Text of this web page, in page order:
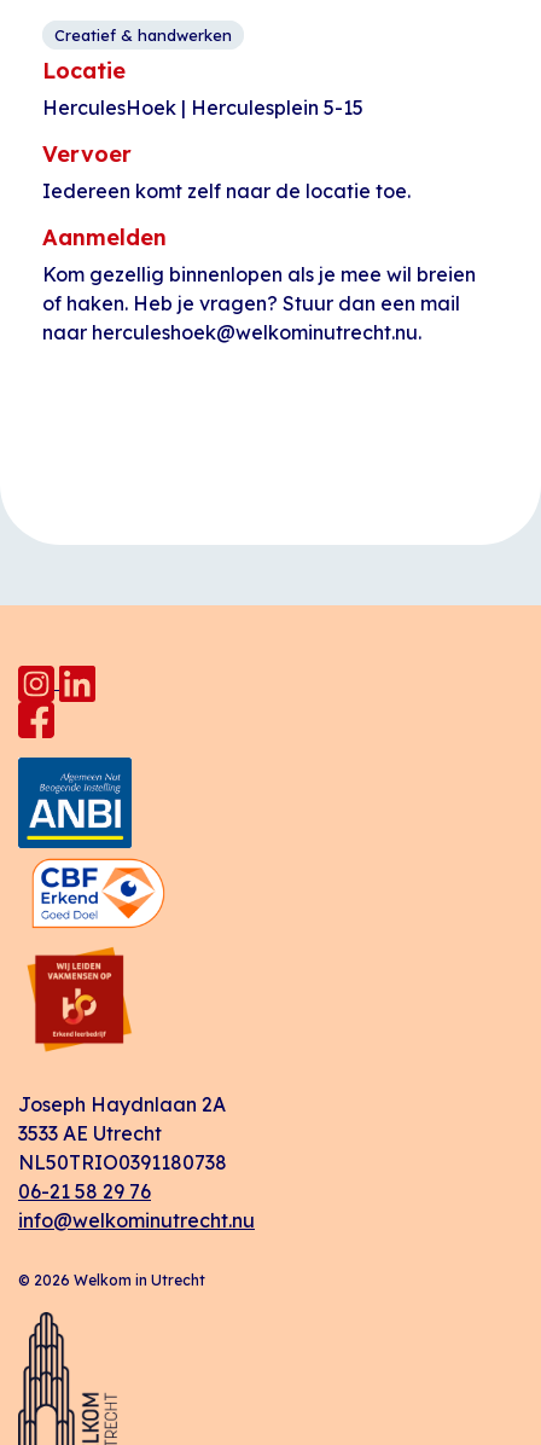
Creatief & handwerken
Locatie
HerculesHoek | Herculesplein 5-15
Vervoer
Iedereen komt zelf naar de locatie toe.
Aanmelden
Kom gezellig binnenlopen als je mee wil breien
of haken. Heb je vragen? Stuur dan een mail
naar herculeshoek@welkominutrecht.nu.
Joseph Haydnlaan 2A
3533 AE Utrecht
NL50TRIO0391180738
06-21 58 29 76
info@welkominutrecht.nu
© 2026 Welkom in Utrecht